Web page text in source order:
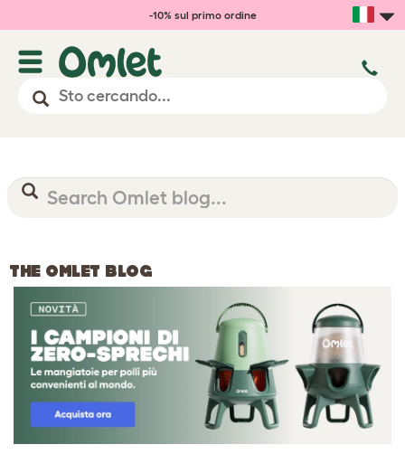
-10% sul primo ordine
THE OMLET BLOG